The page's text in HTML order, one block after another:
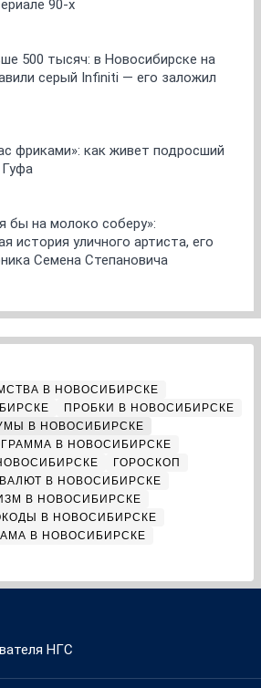
90-х
500 тысяч: в Новосибирске на
серый Infiniti — его заложил
фриками»: как живет подросший
бы на молоко соберу»:
история уличного артиста, его
Семена Степановича
В НОВОСИБИРСКЕ
ПРОБКИ В НОВОСИБИРСКЕ
В НОВОСИБИРСКЕ
В НОВОСИБИРСКЕ
ГОРОСКОП
В НОВОСИБИРСКЕ
В НОВОСИБИРСКЕ
В НОВОСИБИРСКЕ
В НОВОСИБИРСКЕ
НГС